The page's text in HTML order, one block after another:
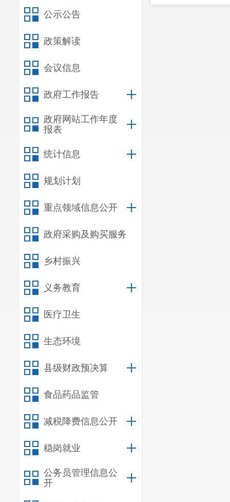
公示公告
政策解读
会议信息
政府工作报告
政府网站工作年度
报表
统计信息
规划计划
重点领域信息公开
政府采购及购买服务
乡村振兴
义务教育
医疗卫生
生态环境
县级财政预决算
食品药品监管
减税降费信息公开
稳岗就业
公务员管理信息公
开